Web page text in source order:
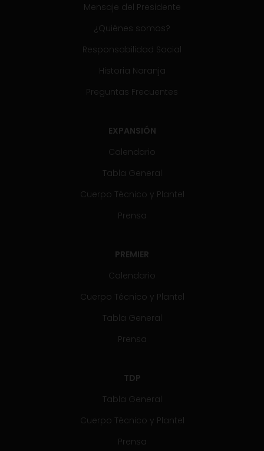
Mensaje del Presidente
¿Quiénes somos?
Responsabilidad Social
Historia Naranja
Preguntas Frecuentes
EXPANSIÓN
Calendario
Tabla General
Cuerpo Técnico y Plantel
Prensa
PREMIER
Calendario
Cuerpo Técnico y Plantel
Tabla General
Prensa
TDP
Tabla General
Cuerpo Técnico y Plantel
Prensa